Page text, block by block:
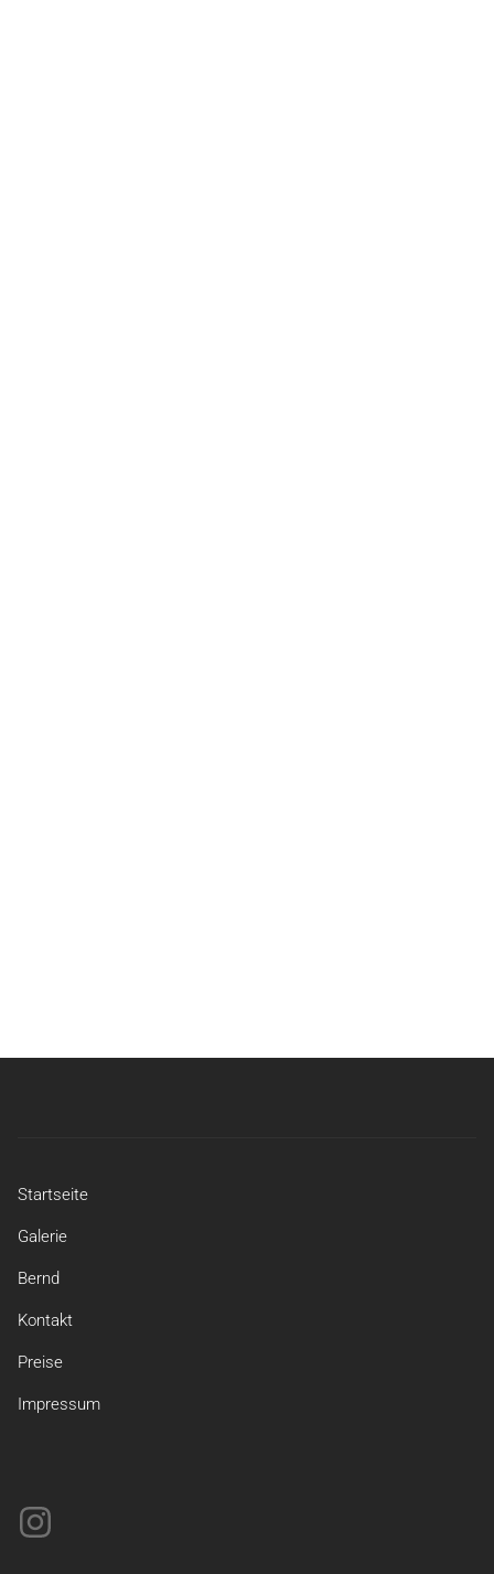
Startseite
Galerie
Bernd
Kontakt
Preise
Impressum